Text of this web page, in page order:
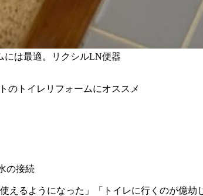
には最適。リクシルLN便器
のトイレリフォームにオススメ
の接続
えるようになった」「トイレに行くのが億劫